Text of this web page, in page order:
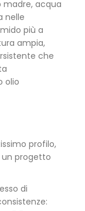
madre, acqua
nelle
più a
ampia,
che
olio
profilo,
progetto
di